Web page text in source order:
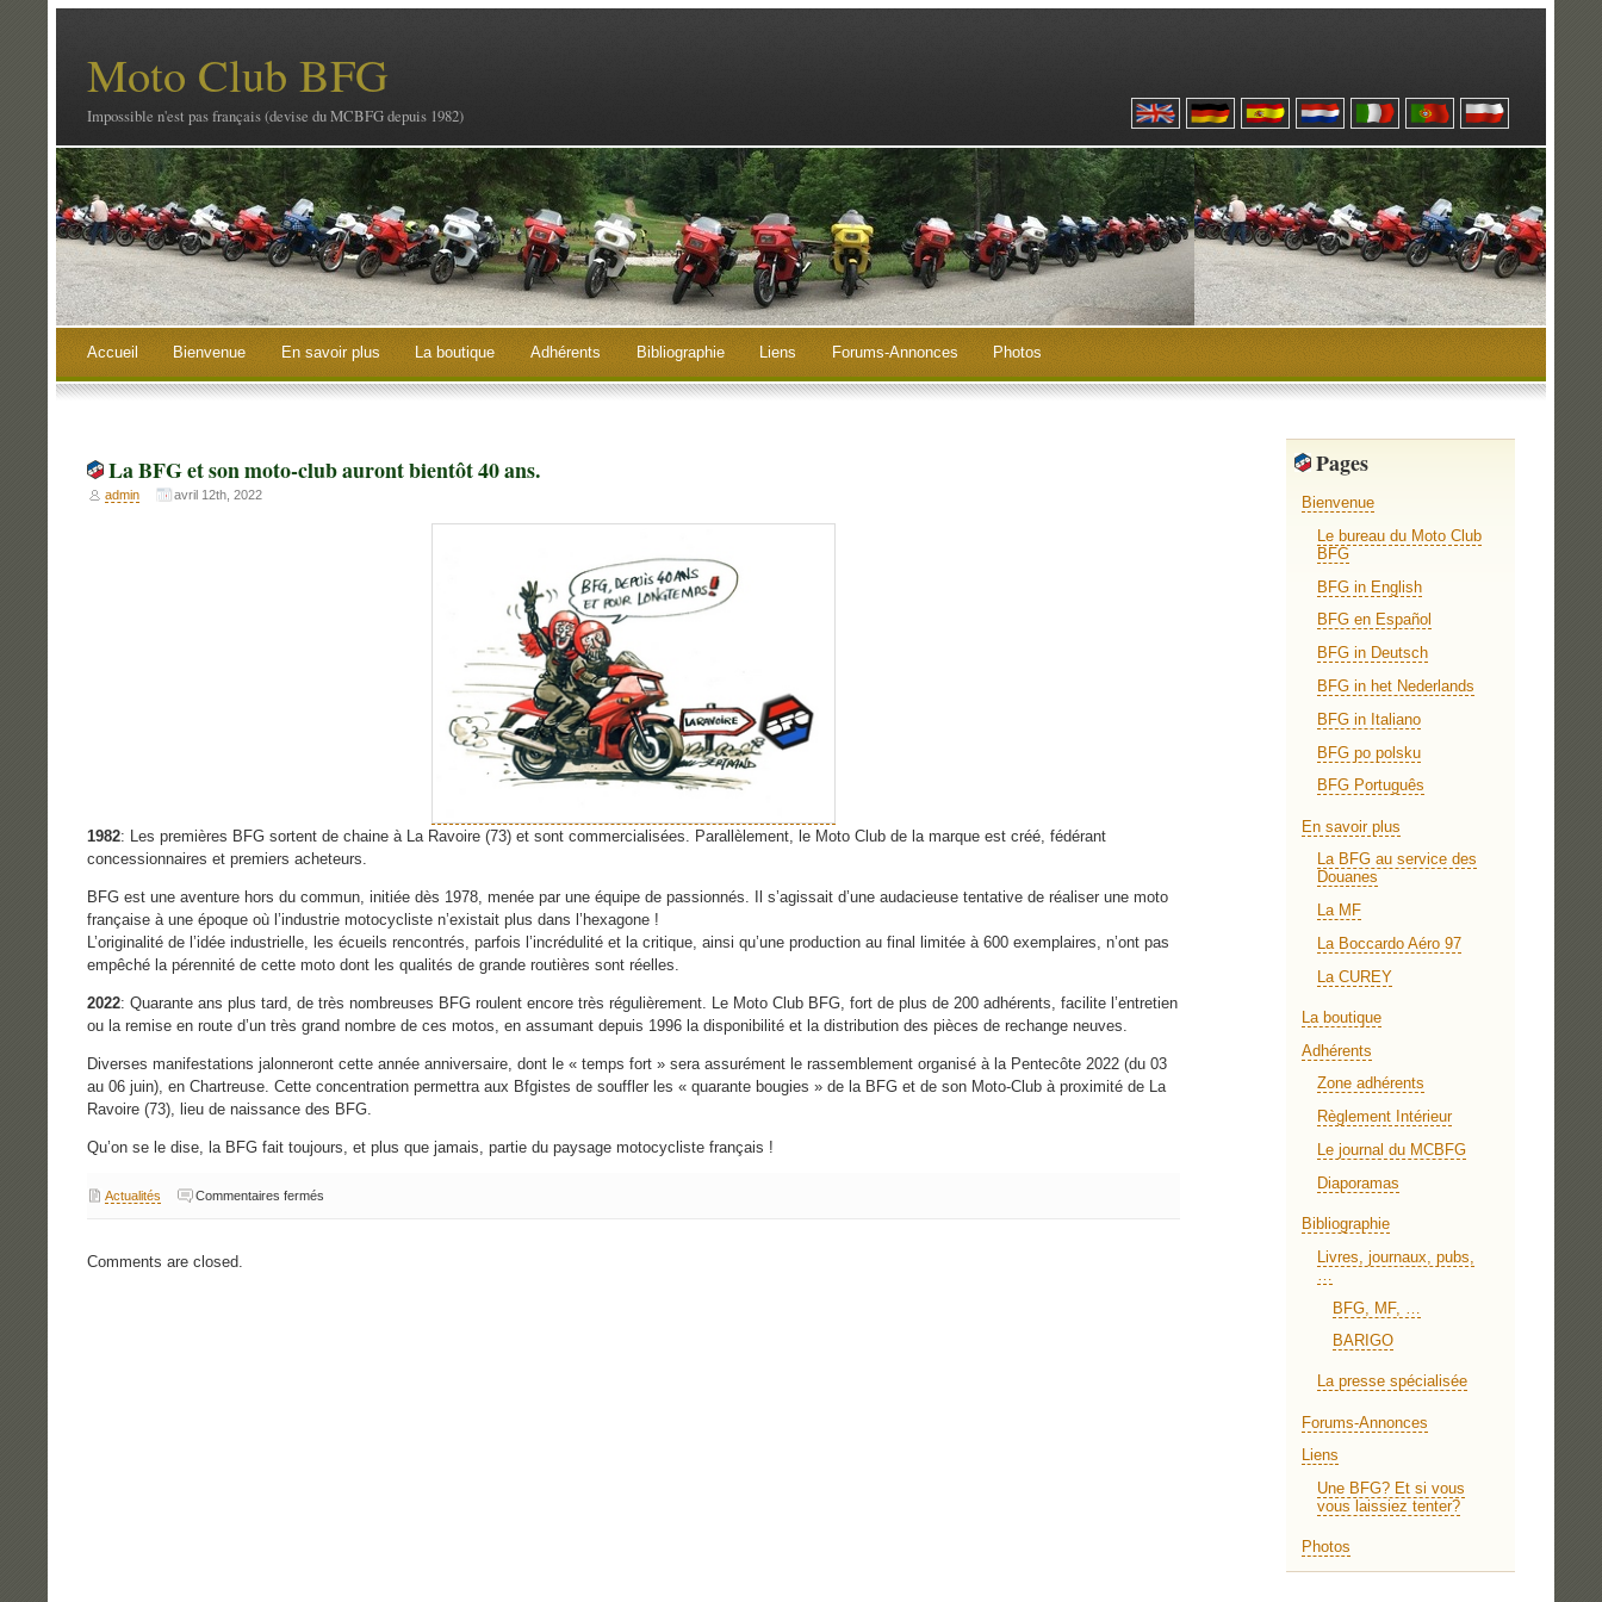
Moto Club BFG
Impossible n'est pas français (devise du MCBFG depuis 1982)
Accueil Bienvenue En savoir plus La boutique Adhérents Bibliographie Liens Forums-Annonces Photos
La BFG et son moto-club auront bientôt 40 ans.
admin avril 12th, 2022
1982: Les premières BFG sortent de chaine à La Ravoire (73) et sont commercialisées. Parallèlement, le Moto Club de la marque est créé, fédérant
concessionnaires et premiers acheteurs.
BFG est une aventure hors du commun, initiée dès 1978, menée par une équipe de passionnés. Il s’agissait d’une audacieuse tentative de réaliser une moto
française à une époque où l’industrie motocycliste n’existait plus dans l’hexagone !
L’originalité de l’idée industrielle, les écueils rencontrés, parfois l’incrédulité et la critique, ainsi qu’une production au final limitée à 600 exemplaires, n’ont pas
empêché la pérennité de cette moto dont les qualités de grande routières sont réelles.
2022: Quarante ans plus tard, de très nombreuses BFG roulent encore très régulièrement. Le Moto Club BFG, fort de plus de 200 adhérents, facilite l’entretien
ou la remise en route d’un très grand nombre de ces motos, en assumant depuis 1996 la disponibilité et la distribution des pièces de rechange neuves.
Diverses manifestations jalonneront cette année anniversaire, dont le « temps fort » sera assurément le rassemblement organisé à la Pentecôte 2022 (du 03
au 06 juin), en Chartreuse. Cette concentration permettra aux Bfgistes de souffler les « quarante bougies » de la BFG et de son Moto-Club à proximité de La
Ravoire (73), lieu de naissance des BFG.
Qu’on se le dise, la BFG fait toujours, et plus que jamais, partie du paysage motocycliste français !
Actualités Commentaires ferméssur
Comments are closed.
Pages
Bienvenue
Le bureau du Moto Club
BFG
BFG in English
BFG en Español
BFG in Deutsch
BFG in het Nederlands
BFG in Italiano
BFG po polsku
BFG Português
En savoir plus
La BFG au service des
Douanes
La MF
La Boccardo Aéro 97
La CUREY
La boutique
Adhérents
Zone adhérents
Règlement Intérieur
Le journal du MCBFG
Diaporamas
Bibliographie
Livres, journaux, pubs,
BFG, MF, …
BARIGO
La presse spécialisée
Forums-Annonces
Liens
Une BFG? Et si vous
vous laissiez tenter?
Photos